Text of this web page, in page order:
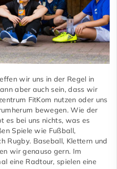
wir uns in der Regel in
aber auch sein, dass wir
FitKom nutzen oder uns
bewegen. Wie der
es bei uns nichts, was es
Spiele wie Fußball,
Rugby. Baseball, Klettern und
wir genauso gern. Im
eine Radtour, spielen eine